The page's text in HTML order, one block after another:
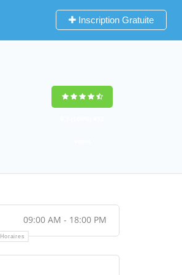
Inscription Gratuite
09:00 AM - 18:00 PM
Horaires